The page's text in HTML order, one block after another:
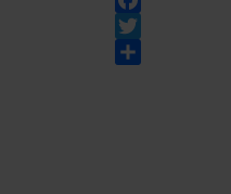
Facebook
Twitter